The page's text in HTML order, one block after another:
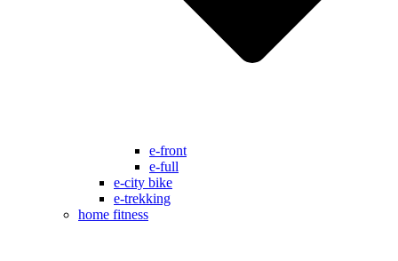
e-front
e-full
e-city bike
e-trekking
home fitness